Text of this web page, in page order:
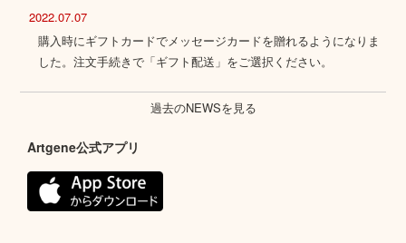
2022.07.07
購入時にギフトカードでメッセージカードを贈れるようになりま
した。注文手続きで「ギフト配送」をご選択ください。
過去のNEWSを見る
Artgene公式アプリ